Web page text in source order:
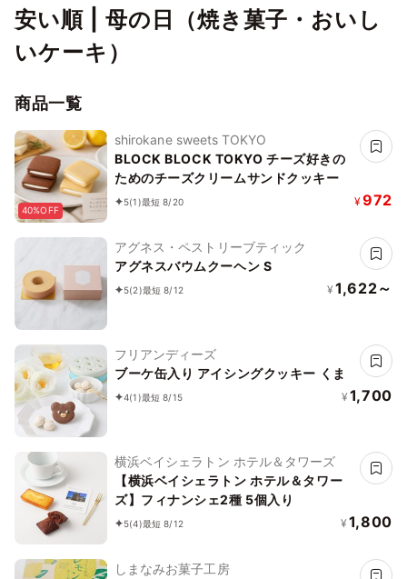
安い順 | 母の日（焼き菓子・おいし
いケーキ）
商品一覧
40%OFF
shirokane sweets TOKYO
BLOCK BLOCK TOKYO チーズ好きの
ためのチーズクリームサンドクッキー
5(1)最短 8/20 ¥972
アグネス・ペストリーブティック
アグネスバウムクーヘン S
5(2)最短 8/12 ¥ 1,622～
フリアンディーズ
ブーケ缶入り アイシングクッキー くま
4(1)最短 8/15 ¥ 1,700
横浜ベイシェラトン ホテル＆タワーズ
【横浜ベイシェラトン ホテル＆タワー
ズ】フィナンシェ2種 5個入り
5(4)最短 8/12 ¥ 1,800
しまなみお菓子工房